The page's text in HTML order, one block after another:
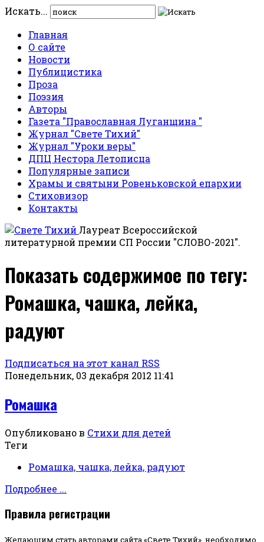
Искать...
Главная
О сайте
Новости
Публицистика
Проза
Поэзия
Авторы
Газета "Православная Луганщина "
Журнал "Свете Тихий"
Журнал "Уроки веры"
ДПЦ Нестора Летописца
Популярные записи
Храмы и святыни Ровеньковской епархии
Стиховизор
Контакты
Лауреат Всероссийской
литературной премии СП России "СЛОВО-2021".
Показать содержимое по тегу:
Ромашка, чашка, лейка,
радуют
Подписаться на этот канал RSS
Понедельник, 03 декабря 2012 11:41
Ромашка
Опубликовано в Стихи для детей
Теги
Ромашка, чашка, лейка, радуют
Подробнее ...
Правила регистрации
Желающим стать авторами сайта «Свете Тихий», необходимо